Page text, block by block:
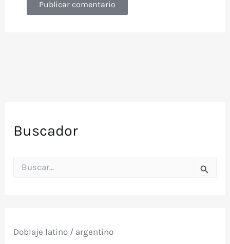
Buscador
o
Doblaje latino / argentino